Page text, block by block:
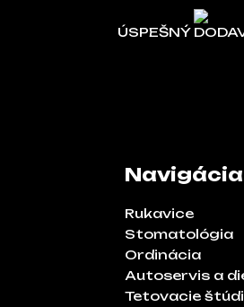
ÚSPEŠNÝ
Navigácia
Rukavice
Stomatológia
Ordinácia
Autoservis a
Tetovacie